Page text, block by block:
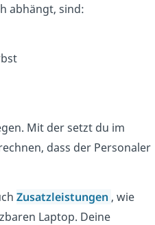
abhängt, sind:
Mit der setzt du im
dass der Personaler
Zusatzleistungen , wie
Laptop. Deine